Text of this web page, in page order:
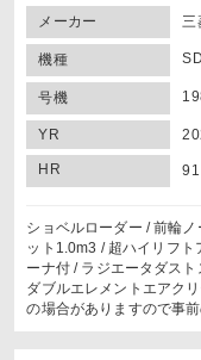
メーカー 三
機種
号機
YR
HR
ショベルローダー / 前輪
ット1.0m3 / 超ハイリフト
ーナ付 / ラジエータダス
ダブルエレメントエアク
の場合がありますので事